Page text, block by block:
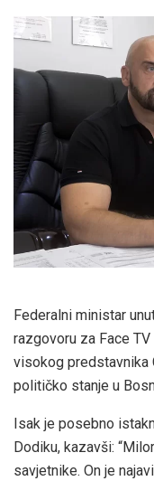
Federalni ministar
razgovoru za Face
visokog predstavnika
političko stanje u
Isak je posebno
Dodiku, kazavši:
savjetnike. On je